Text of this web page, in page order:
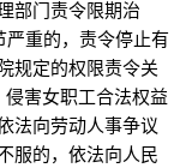
部门责令限期治
重的，责令停止有
规定的权限责令关
害女职工合法权益
法向劳动人事争议
服的，依法向人民